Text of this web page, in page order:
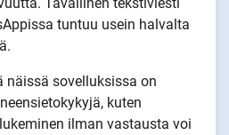
tuntuu usein halvalta
näissä sovelluksissa on
kuten
ilman vastausta voi